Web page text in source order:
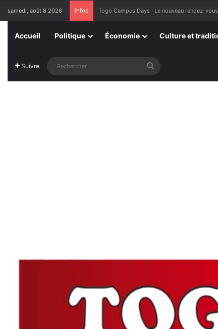
samedi, août 8 2026 Infos 1ère Édition des Grandes Retrouvailles des
Accueil Politique Économie Culture et
Suivre